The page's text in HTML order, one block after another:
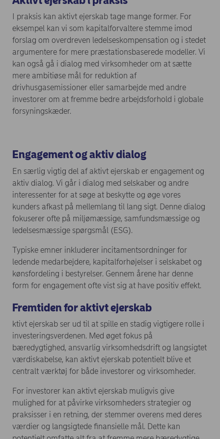
I praksis kan aktivt ejerskab tage mange former. For
eksempel kan vi som kapitalforvaltere stemme imod
forslag om overdreven ledelseskompensation og i stedet
argumentere for mere præstationsbaserede modeller. Vi
kan også gå i dialog med virksomheder om at sætte
mere ambitiøse mål for reduktion af
drivhusgasemissioner eller samarbejde med andre
investorer om at fremme bedre arbejdsforhold i globale
forsyningskæder.
Engagement og aktiv dialog
En særlig vigtig del af aktivt ejerskab er engagement og
aktiv dialog. Vi går i dialog med selskaber og andre
interessenter for at søge at beskytte og øge vores
kunders afkast på mellemlang til lang sigt. Denne dialog
fokuserer ofte på miljømæssige, samfundsmæssige og
ledelsesmæssige spørgsmål (ESG).
Typiske emner inkluderer incitamentsordninger for
ledende medarbejdere, kapitalforhøjelser i selskabet og
kønsfordeling i bestyrelser. Gennem årene har denne
form for engagement ofte vist sig at have positiv effekt.
Fremtiden for aktivt ejerskab
ktivt ejerskab ser ud til at spille en stadig vigtigere rolle i
investeringsverdenen. Med øget fokus på
bæredygtighed, ansvarlig virksomhedsdrift og langsigtet
værdiskabelse, kan aktivt ejerskab potentielt blive et
centralt værktøj for både investorer og virksomheder.
For investorer kan aktivt ejerskab muligvis give
mulighed for at påvirke virksomheders strategier og
praksisser i en retning, der stemmer overens med deres
værdier og langsigtede finansielle mål. Dette kan